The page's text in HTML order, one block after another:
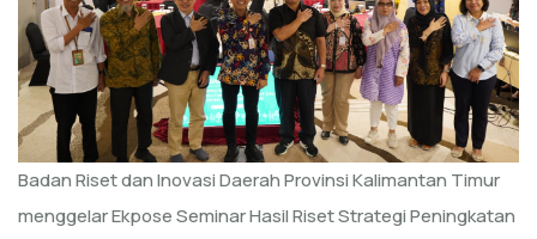
Badan Riset dan Inovasi Daerah Provinsi Kalimantan Timur
menggelar Ekpose Seminar Hasil Riset Strategi Peningkatan